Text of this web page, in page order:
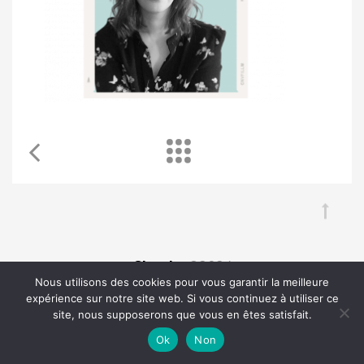
Chouka©2024
À propos Contact BLOG SEO Mentions légales
Nous utilisons des cookies pour vous garantir la meilleure
expérience sur notre site web. Si vous continuez à utiliser ce
site, nous supposerons que vous en êtes satisfait.
Ok
Non